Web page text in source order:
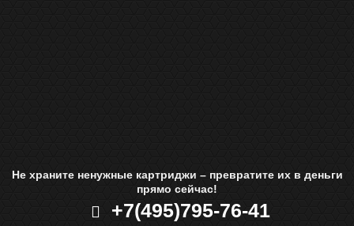
Не храните ненужные картриджи – превратите их в деньги
прямо сейчас!
+7(495)795-76-41